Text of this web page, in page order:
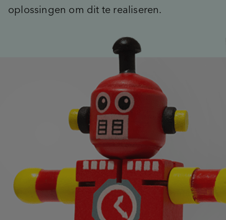
oplossingen om dit te realiseren.